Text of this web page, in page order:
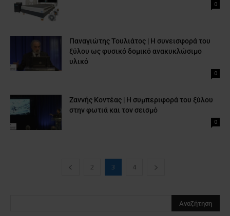
0
Παναγιώτης Τουλιάτος | Η συνεισφορά του
ξύλου ως φυσικό δομικό ανακυκλώσιμο
υλικό
0
Ζαννής Κοντέας | Η συμπεριφορά του ξύλου
στην φωτιά και τον σεισμό
0
2 3 4
this